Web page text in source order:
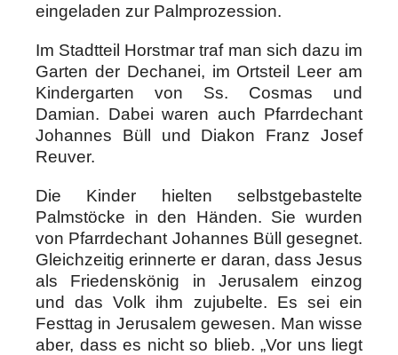
eingeladen zur Palmprozession.
Im Stadtteil Horstmar traf man sich dazu im
Garten der Dechanei, im Ortsteil Leer am
Kindergarten von Ss. Cosmas und
Damian. Dabei waren auch Pfarrdechant
Johannes Büll und Diakon Franz Josef
Reuver.
Die Kinder hielten selbstgebastelte
Palmstöcke in den Händen. Sie wurden
von Pfarrdechant Johannes Büll gesegnet.
Gleichzeitig erinnerte er daran, dass Jesus
als Friedenskönig in Jerusalem einzog
und das Volk ihm zujubelte. Es sei ein
Festtag in Jerusalem gewesen. Man wisse
aber, dass es nicht so blieb. „Vor uns liegt